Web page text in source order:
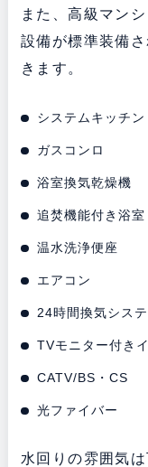
また、高級マン
設備が標準装備
きます。
システムキッチン
ガスコンロ
浴室換気乾燥機
追焚機能付き浴室
温水洗浄便座
エアコン
24時間換気シス
TVモニター付き
CATV/BS・CS
光ファイバー
水回りの雰囲気